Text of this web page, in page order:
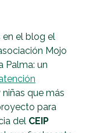
el blog el
Mojo
Palma: un
que más
para
del CEIP